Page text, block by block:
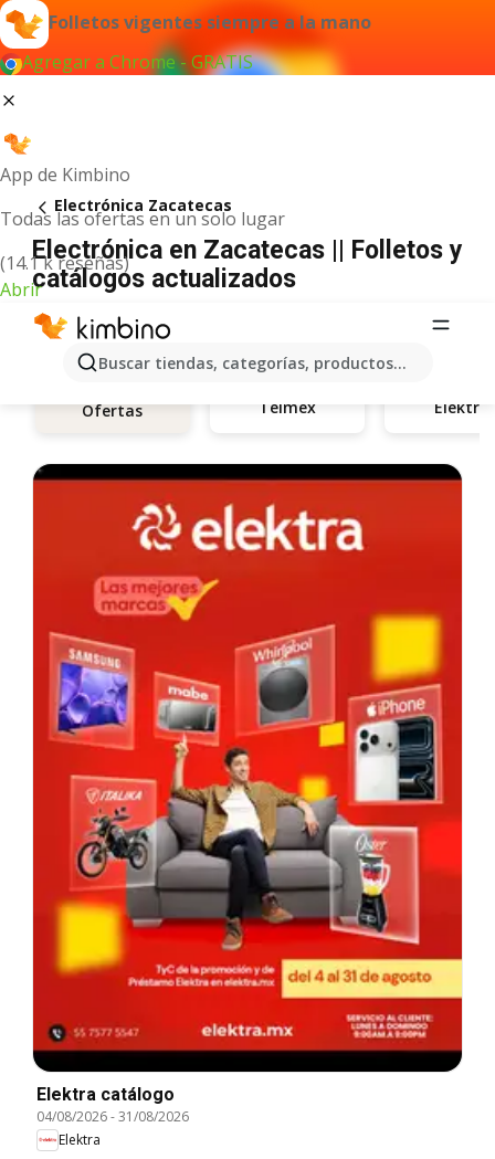
Folletos vigentes siempre a la mano
Agregar a Chrome - GRATIS
App de Kimbino
Todas las ofertas en un solo lugar
(14.1 k reseñas)
Abrir
Buscar tiendas, categorías, productos...
Electrónica Zacatecas
Electrónica en Zacatecas || Folletos y
catálogos actualizados
Ofertas Telmex Elektra
Elektra catálogo
04/08/2026-31/08/2026
Elektra